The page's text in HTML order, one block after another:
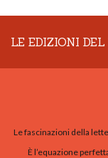
LE EDIZIONI
Le fascinazioni della
È l’equazione